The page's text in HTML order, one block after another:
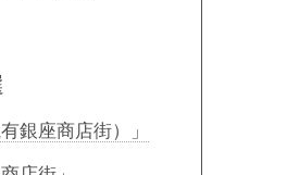
銀座商店街）」